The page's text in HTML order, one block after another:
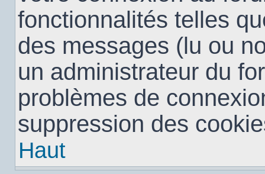
fonctionnalités telles
des messages (lu ou
un administrateur du
problèmes de
suppression des
Haut